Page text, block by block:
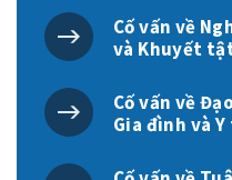
Cố vấn về
và Khuyết
Cố vấn về
Gia đình và